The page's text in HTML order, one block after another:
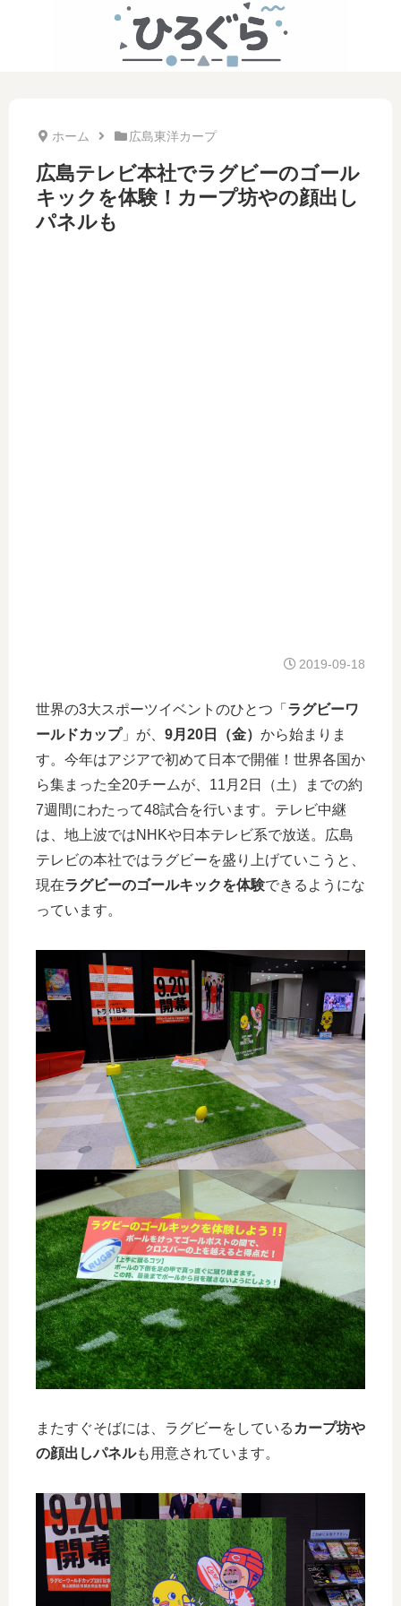
ホーム 広島東洋カープ
広島テレビ本社でラグビーのゴール
キックを体験！カープ坊やの顔出し
パネルも
2019-09-18
世界の3大スポーツイベントのひとつ「 ラグビーワ
ールドカップ」が、 9月20日（金） から始まりま
す。今年はアジアで初めて日本で開催！世界各国か
ら集まった全20チームが、11月2日（土）までの約
7週間にわたって48試合を行います。テレビ中継
は、地上波ではNHKや日本テレビ系で放送。広島
テレビの本社ではラグビーを盛り上げていこうと、
現在ラグビーのゴールキックを体験できるようにな
っています。
またすぐそばには、ラグビーをしている カープ坊や
の顔出しパネルも用意されています。